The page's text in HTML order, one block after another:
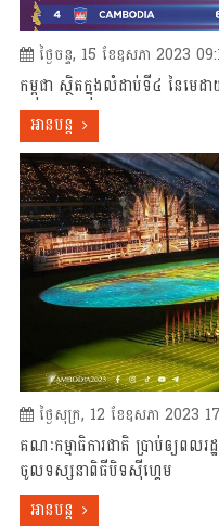
ថ្ងៃចន្ទ, 15 ខែឧសភា 2023
កម្ពុជា ស្ថិតក្នុងលំដាប់ទី៤ នៃមេដ
អានបន្ត
ថ្ងៃសុក្រ, 12 ខែឧសភា 2023
គណៈកម្មាធិការជាតិ​ ប្រាប់​ឲ្យ​​ពល
ចូល​ទស្សនា​ពិធីបិទ​ស៊ីហ្គេម​
អានបន្ត